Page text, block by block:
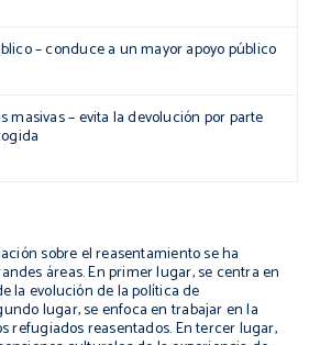
–conduce a un mayor apoyo público
masivas –evita la devolución por parte
sobre el reasentamiento se ha
áreas. En primer lugar, se centra en
la evolución de la política de
lugar, se enfoca en trabajar en la
refugiados reasentados. En tercer lugar,